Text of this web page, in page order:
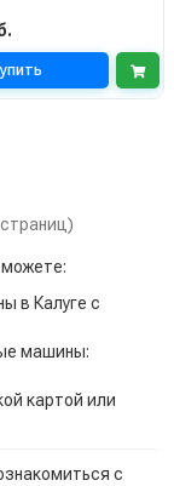
в Калуге с
машины:
картой или
с